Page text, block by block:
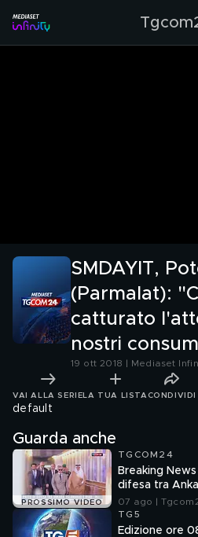
SMDAYIT,
(Parmalat):
catturato
nostri
19 ott 2018 | Mediaset
VAI ALLA SERIE LA TUA LISTA CONDIVIDI
default
Guarda anche
PROSSIMO VIDEO
TGCOM24
Breaking
difesa tra
07 ago |
TG5
Edizione ore